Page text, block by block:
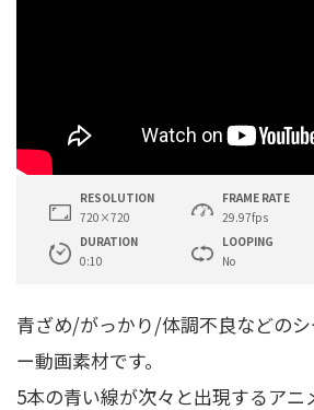
RESOLUTION
720×720
FRAME RATE
29.97fps
DURATION
0:10
LOOPING
No
青ざめ/がっかり/体調不良などのシ
ー動画素材です。
5本の青い線が次々と出現するアニ